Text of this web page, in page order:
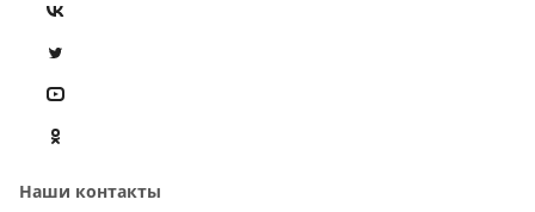
Наши контакты